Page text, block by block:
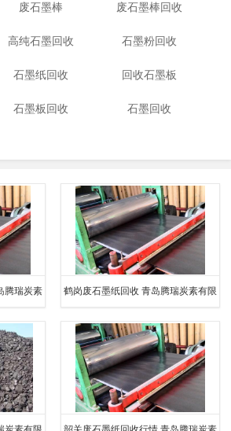
收
废石墨棒 废石墨棒回收
高纯石墨回收 石墨粉回收
石墨纸回收 回收石墨板
石墨板回收 石墨回收
腾瑞炭素 鹤岗废石墨纸回收 青岛腾瑞炭素有限
公司